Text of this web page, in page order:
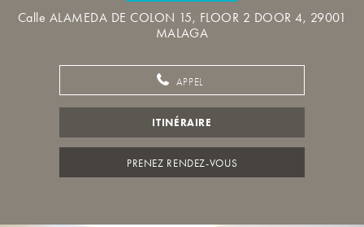
Calle ALAMEDA DE COLON 15, FLOOR 2 DOOR 4, 29001
MALAGA
APPEL
ITINÉRAIRE
PRENEZ RENDEZ-VOUS